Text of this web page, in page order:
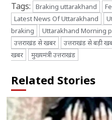
Tags: Braking uttarakhand
Latest News Of Uttarakhand
braking
Uttarakhand Morning
उत्तराखंड से खबर
उत्तराखंड से बड़ी
खबर
मुख्यमंत्री उत्तराखंड
Related Stories